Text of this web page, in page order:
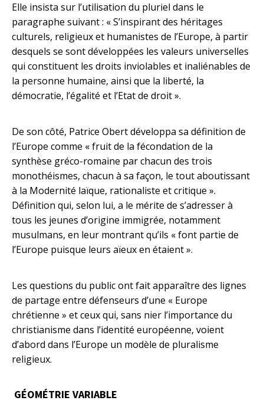
Elle insista sur l’utilisation du pluriel dans le
paragraphe suivant : « S’inspirant des héritages
culturels, religieux et humanistes de l’Europe, à partir
desquels se sont développées les valeurs universelles
qui constituent les droits inviolables et inaliénables de
la personne humaine, ainsi que la liberté, la
démocratie, l’égalité et l’Etat de droit ».
De son côté, Patrice Obert développa sa définition de
l’Europe comme « fruit de la fécondation de la
synthèse gréco-romaine par chacun des trois
monothéismes, chacun à sa façon, le tout aboutissant
à la Modernité laïque, rationaliste et critique ».
Définition qui, selon lui, a le mérite de s’adresser à
tous les jeunes d’origine immigrée, notamment
musulmans, en leur montrant qu’ils « font partie de
l’Europe puisque leurs aïeux en étaient ».
Les questions du public ont fait apparaître des lignes
de partage entre défenseurs d’une « Europe
chrétienne » et ceux qui, sans nier l’importance du
christianisme dans l’identité européenne, voient
d’abord dans l’Europe un modèle de pluralisme
religieux.
GÉOMÉTRIE VARIABLE